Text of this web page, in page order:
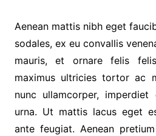
Aenean mattis nibh eget
sodales, ex eu convallis
mauris, et ornare felis
maximus ultricies tortor ac
nunc ullamcorper,
urna. Ut mattis lacus eget
ante feugiat. Aenean